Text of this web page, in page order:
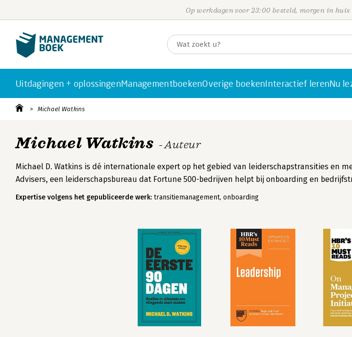
Op werkdagen voor 23:00 besteld, morgen in huis
Uitdagingen + oplossingenManagementboekenOverige boekenInteractief lerenNu
Michael Watkins
Michael Watkins - Auteur
Michael D. Watkins is dé internationale expert op het gebied van leiderschapstransities en
Advisers, een leiderschapsbureau dat Fortune 500-bedrijven helpt bij onboarding en
Expertise volgens het gepubliceerde werk: transitiemanagement, onboarding